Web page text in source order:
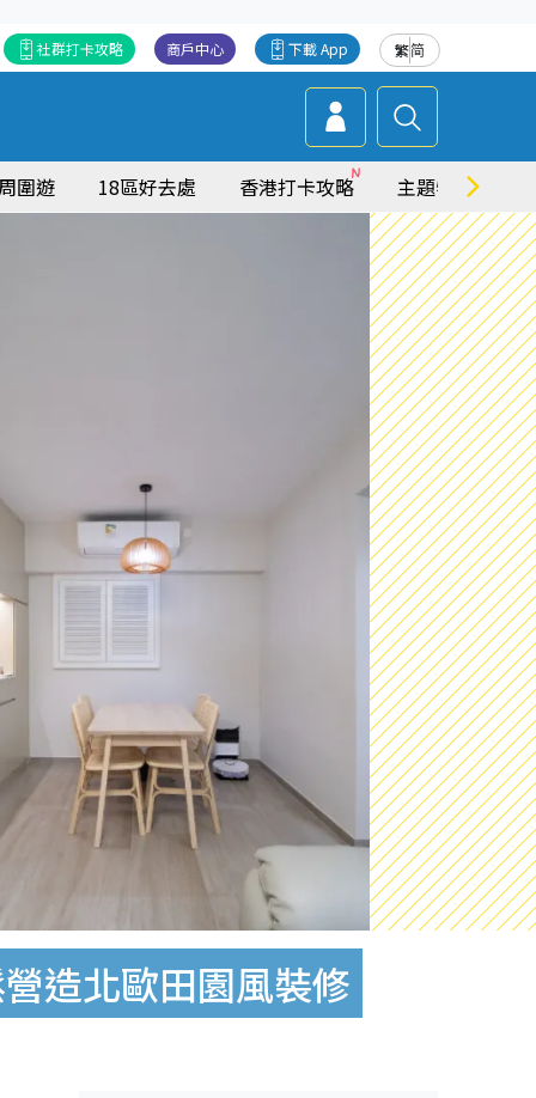
繁简
下載 App
商戶中心
社群打卡攻略
圍遊 18區好去處 香港打卡攻略 主題特集
造北歐田園風裝修